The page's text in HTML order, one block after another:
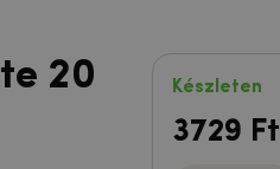
20 Készleten
3729 Ft